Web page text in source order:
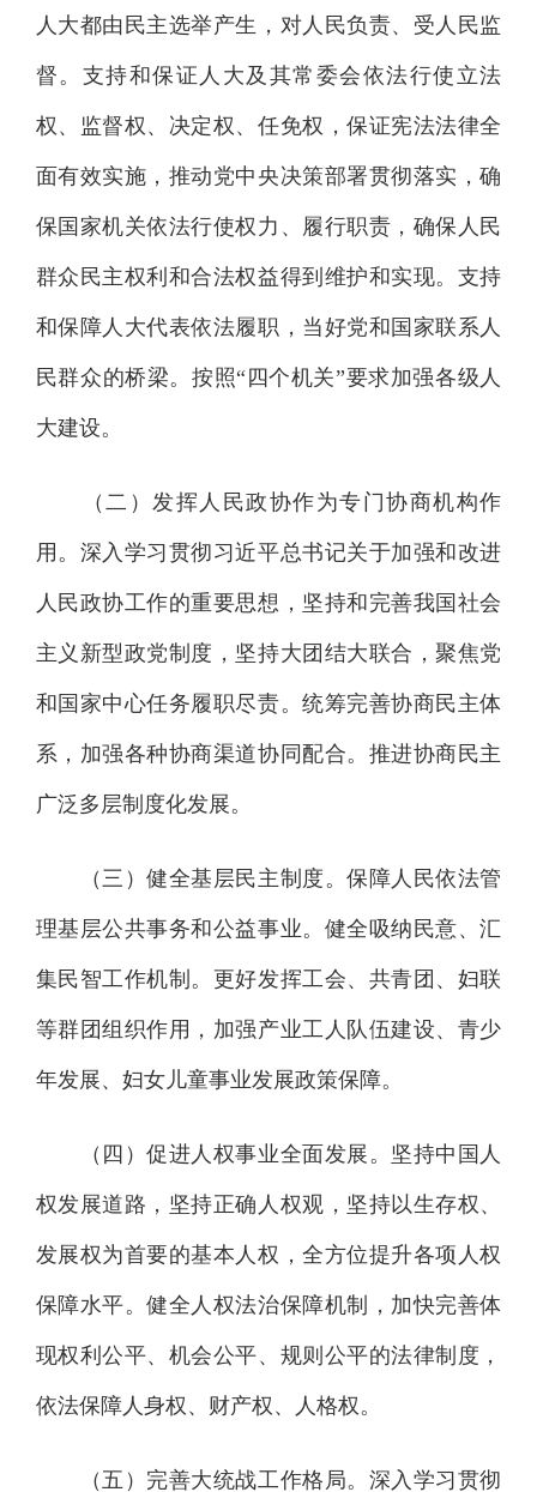
人大都由民主选举产生，对人民负责、受人民监
督。支持和保证人大及其常委会依法行使立法
权、监督权、决定权、任免权，保证宪法法律全
面有效实施，推动党中央决策部署贯彻落实，确
保国家机关依法行使权力、履行职责，确保人民
群众民主权利和合法权益得到维护和实现。支持
和保障人大代表依法履职，当好党和国家联系人
民群众的桥梁。按照“四个机关”要求加强各级人
大建设。
（二）发挥人民政协作为专门协商机构作
用。深入学习贯彻习近平总书记关于加强和改进
人民政协工作的重要思想，坚持和完善我国社会
主义新型政党制度，坚持大团结大联合，聚焦党
和国家中心任务履职尽责。统筹完善协商民主体
系，加强各种协商渠道协同配合。推进协商民主
广泛多层制度化发展。
（三）健全基层民主制度。保障人民依法管
理基层公共事务和公益事业。健全吸纳民意、汇
集民智工作机制。更好发挥工会、共青团、妇联
等群团组织作用，加强产业工人队伍建设、青少
年发展、妇女儿童事业发展政策保障。
（四）促进人权事业全面发展。坚持中国人
权发展道路，坚持正确人权观，坚持以生存权、
发展权为首要的基本人权，全方位提升各项人权
保障水平。健全人权法治保障机制，加快完善体
现权利公平、机会公平、规则公平的法律制度，
依法保障人身权、财产权、人格权。
（五）完善大统战工作格局。深入学习贯彻